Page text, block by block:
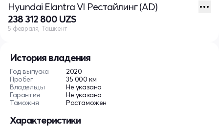
История владения
Год выпуска
2020
Пробег
35 000 км
Владельцы
Не указано
Гарантия
Не указано
Таможня
Растаможен
Характеристики
Hyundai Elantra VI Рестайлинг (AD)
238 312 800 UZS
5 февраля, Ташкент